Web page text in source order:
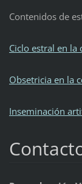
Contenidos de
Ciclo estral en la
Obsetricia en la
Inseminación